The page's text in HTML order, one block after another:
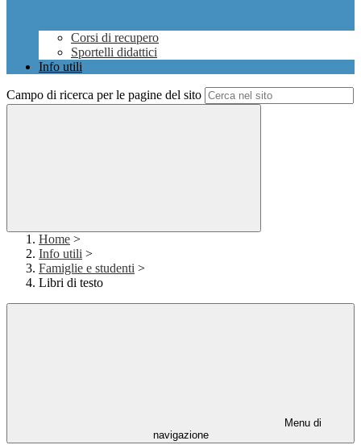
Corsi di recupero
Sportelli didattici
Info utili
Campo di ricerca per le pagine del sito
Home >
Info utili >
Famiglie e studenti >
Libri di testo
Menu di
navigazione